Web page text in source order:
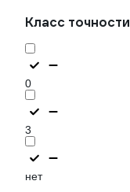
Класс точности
0
3
нет